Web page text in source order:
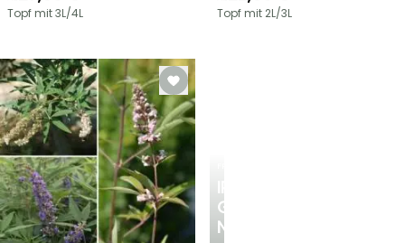
IRIS
GERMANICA
NEUHEITEN
Topf mit 3L/4L Topf mit 2L/3L